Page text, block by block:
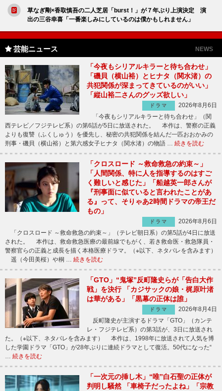
草なぎ剛×香取慎吾の二人芝居「burst！」が７年ぶり上演決定 演
出の三谷幸喜「一番楽しみにしているのは僕かもしれません」
芸能ニュース NEWS
「今夜もシリアルキラーと待ち合わせ」
「磯貝（横山裕）とヒナタ（関水渚）の
共犯関係が深まってきているのがいい」
「縦山裕二さんのグッズ欲しい」
ドラマ
2026年8月6日
「今夜もシリアルキラーと待ち合わせ」（関
西テレビ／フジテレビ系）の第6話が5日に放送された。 本作は、警察の正義
よりも復讐（ふくしゅう）を優先し、秘密の共犯関係を結んだ一匹おおかみの
刑事・磯貝（横山裕）と第六感女子ヒナタ（関水渚）の物語 … 続きを読む
「クロスロード ～救命救急の約束～」
「人間関係、特に人を指導するのはすご
く難しいと感じた」「船越英一郎さんが
『刑事面に似ていると言われたことがあ
る』って、そりゃあ2時間ドラマの帝王だ
もの」
ドラマ
2026年8月6日
「クロスロード ～救命救急の約束～」（テレビ朝日系）の第5話が4日に放送
された。 本作は、救命救急医療の最前線でもがく、若き救命医・救急隊員・
警察官らの正義と成長を描く本格医療ドラマ。（※以下、ネタバレを含みます）
遥（今田美桜）や桐 … 続きを読む
「GTO」“鬼塚”反町隆史らが「告白大作
戦」を決行 「カジサックの娘・梶原叶渚
は華がある」「黒幕の正体は誰」
ドラマ
2026年8月4日
反町隆史が主演するドラマ「GTO」（カンテ
レ・フジテレビ系）の第3話が、3日に放送され
た。（※以下、ネタバレを含みます） 本作は、1998年に放送されて人気を博
した学園ドラマ「GTO」が28年ぶりに連続ドラマとして復活。50代になった“
… 続きを読む
「一次元の挿し木」“唯”白石聖の正体が
判明し騒然 「車椅子だったよね」「宗教